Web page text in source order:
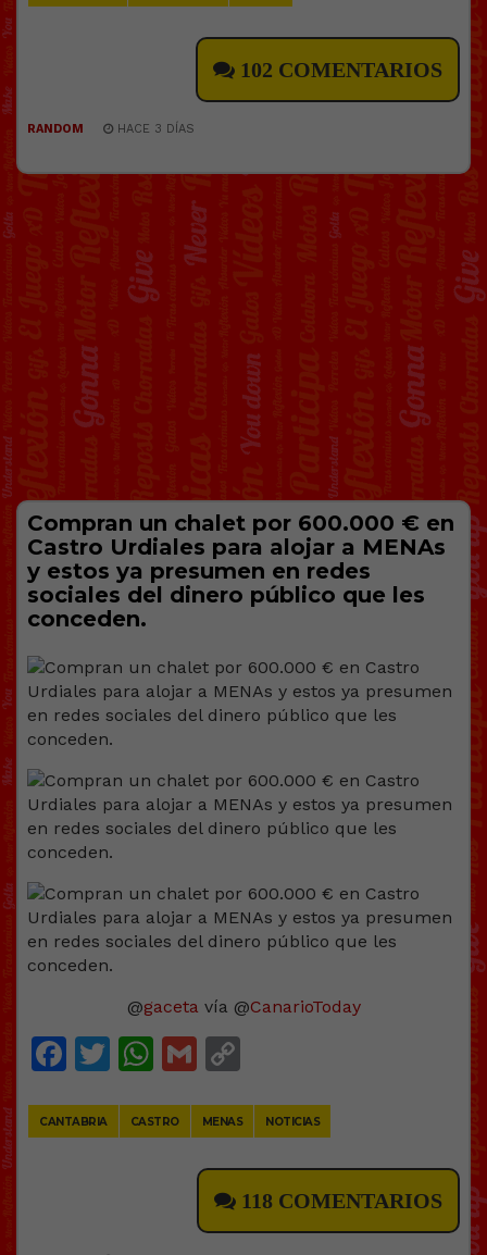
102 COMENTARIOS
RANDOM HACE 3 DÍAS
Compran un chalet por 600.000 € en
Castro Urdiales para alojar a MENAs
y estos ya presumen en redes
sociales del dinero público que les
conceden.
@gaceta vía @CanarioToday
Facebook
Twitter
WhatsApp
Gmail
CANTABRIA CASTRO MENAS NOTICIAS
118 COMENTARIOS